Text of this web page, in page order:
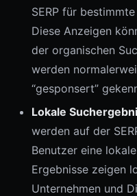
SERP für
Diese Anzeigen
der organischen
werden
“gesponsert”
Lokale
werden auf der
Benutzer eine
Ergebnisse zeigen
Unternehmen und